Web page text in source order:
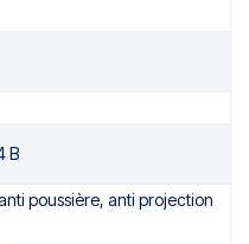
B
poussière, anti projection